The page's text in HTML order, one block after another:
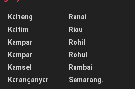
Kalteng
Kaltim
Kampar
Kampar
Kamsel
Karanganyar
Ranai
Riau
Rohil
Rohul
Rumbai
Semarang.